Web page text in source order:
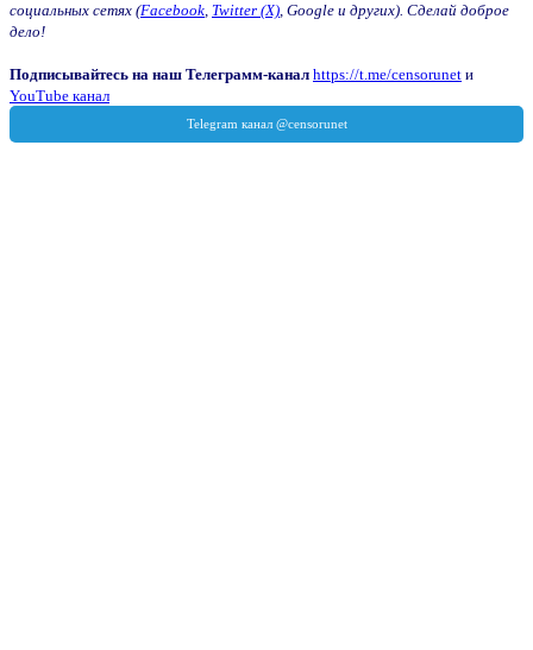
социальных сетях (Facebook, Twitter (X), Google и других). Сделай доброе
дело!
Подписывайтесь на наш Телеграмм-канал https://t.me/censorunet и
YouTube канал